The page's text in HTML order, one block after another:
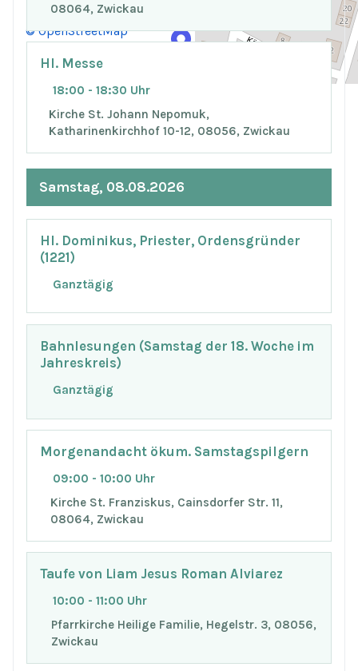
© OpenStreetMap
08064, Zwickau
Hl. Messe
18:00 - 18:30 Uhr
Kirche St. Johann Nepomuk,
Katharinenkirchhof 10-12, 08056, Zwickau
Samstag, 08.08.2026
Hl. Dominikus, Priester, Ordensgründer
(1221)
Ganztägig
Bahnlesungen (Samstag der 18. Woche im
Jahreskreis)
Ganztägig
Morgenandacht ökum. Samstagspilgern
09:00 - 10:00 Uhr
Kirche St. Franziskus, Cainsdorfer Str. 11,
08064, Zwickau
Taufe von Liam Jesus Roman Alviarez
10:00 - 11:00 Uhr
Pfarrkirche Heilige Familie, Hegelstr. 3, 08056,
Zwickau